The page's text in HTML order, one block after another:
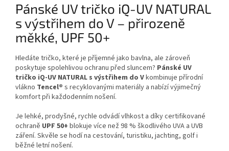
Pánské UV tričko iQ-UV NATURAL
s výstřihem do V – přirozeně
měkké, UPF 50+
Hledáte tričko, které je příjemné jako bavlna, ale zároveň
poskytuje spolehlivou ochranu před sluncem? Pánské UV
tričko iQ-UV NATURAL s výstřihem do Vkombinuje přírodní
vlákno Tencel® s recyklovanými materiály a nabízí výjimečný
komfort při každodenním nošení.
Je lehké, prodyšné, rychle odvádí vlhkost a díky certifikované
ochraně UPF 50+ blokuje více než 98 % škodlivého UVA a UVB
záření. Skvěle se hodí na cestování, turistiku, jachting, golf i
běžné letní nošení.